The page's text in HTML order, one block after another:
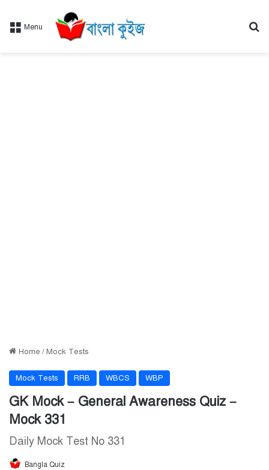
Menu
Home /Mock Tests
Mock Tests RRB WBCS WBP
GK Mock – General Awareness Quiz –
Mock 331
Daily Mock Test No 331
Bangla Quiz